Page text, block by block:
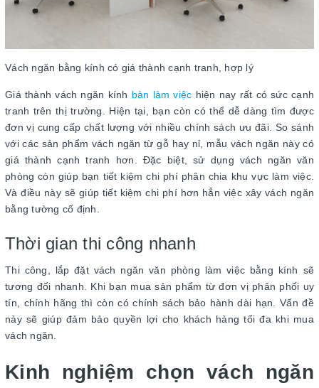
Vách ngăn bằng kính có giá thành cạnh tranh, hợp lý
Giá thành vách ngăn kính bàn làm việc hiện nay rất có sức cạnh
tranh trên thị trường. Hiện tại, bạn còn có thể dễ dàng tìm được
đơn vị cung cấp chất lượng với nhiều chính sách ưu đãi. So sánh
với các sản phẩm vách ngăn từ gỗ hay nỉ, mẫu vách ngăn này có
giá thành cạnh tranh hơn. Đặc biệt, sử dụng vách ngăn văn
phòng còn giúp bạn tiết kiệm chi phí phân chia khu vực làm việc.
Và điều này sẽ giúp tiết kiệm chi phí hơn hẳn việc xây vách ngăn
bằng tường cố định.
Thời gian thi công nhanh
Thi công, lắp đặt vách ngăn văn phòng làm việc bằng kính sẽ
tương đối nhanh. Khi bạn mua sản phẩm từ đơn vị phân phối uy
tín, chính hãng thì còn có chính sách bảo hành dài hạn. Vấn đề
này sẽ giúp đảm bảo quyền lợi cho khách hàng tối đa khi mua
vách ngăn.
Kinh nghiệm chọn vách ngăn